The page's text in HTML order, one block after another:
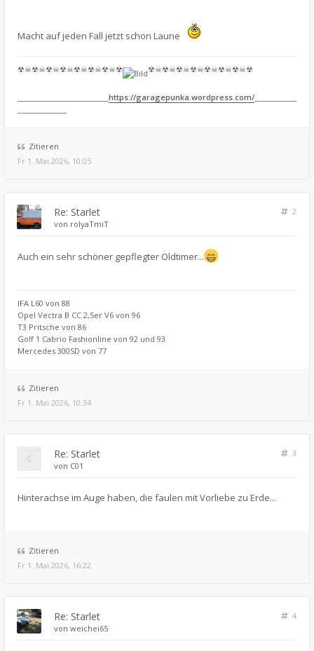
Macht auf jeden Fall jetzt schon Laune
☢☠☢☠☢☠☢☠☢☠☢☠☢☠☢ ☢☠☢☠☢☠☢☠☢☠☢☠☢☠☢
https://garagepunka.wordpress.com/
Zitieren
Fr 1. Mai 2026, 10:05
Re: Starlet
2
von rolyaTmiT
Auch ein sehr schöner gepflegter Oldtimer...
IFA L60 von 88
Opel Vectra B CC 2,5er V6 von 96
T3 Pritsche von 86
Golf 1 Cabrio Fashionline von 92 und 93
Mercedes 300SD von 77
Zitieren
Fr 1. Mai 2026, 10:34
Re: Starlet
3
von C01
Hinterachse im Auge haben, die faulen mit Vorliebe zu Erde...
Zitieren
Fr 1. Mai 2026, 16:22
Re: Starlet
4
von weichei65